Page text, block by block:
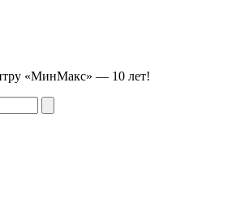
«МинМакс» — 10 лет!